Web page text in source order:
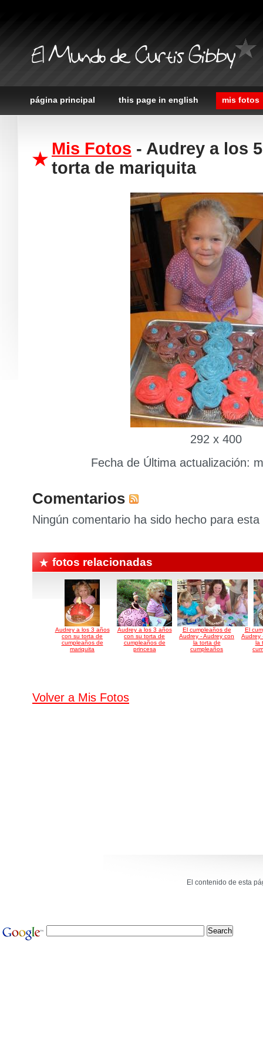
El Mundo de Curtis Gibby
página principal this page in english mis fotos
Mis Fotos - Audrey a los
torta de mariquita
292 x 400
Fecha de Última actualización:
Comentarios
Ningún comentario ha sido hecho para esta
fotos relacionadas
Audrey a los 3 años
con su torta de
cumpleaños de
mariquita
Audrey a los 3 años
con su torta de
cumpleaños de
princesa
El cumpleaños de
Audrey - Audrey con
la torta de
cumpleaños
El
Audrey
la
Volver a Mis Fotos
El contenido de esta